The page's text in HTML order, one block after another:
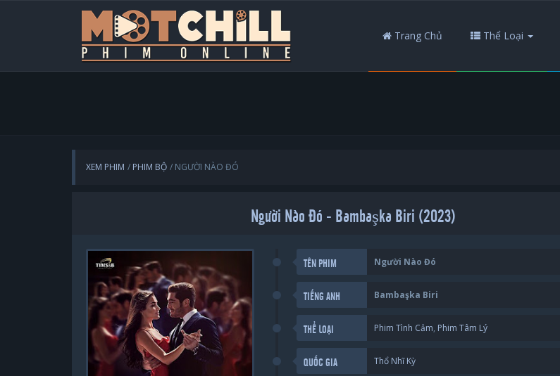
Trang Chủ Thể Loại
XEM PHIM PHIM BỘ NGƯỜI NÀO ĐÓ
Người Nào Đó - Bambaşka Biri (2023)
TÊN PHIM Người Nào Đó
TIẾNG ANH Bambaşka Biri
THỂ LOẠI Phim Tình Cảm, Phim Tâm Lý
QUỐC GIA Thổ Nhĩ Kỳ